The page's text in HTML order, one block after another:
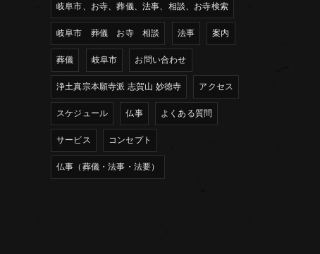
岐阜市、お寺、葬儀、法事、相談、お寺検索
岐阜市 葬儀 お寺 相談 法事 案内
葬儀 岐阜市 お問い合わせ
浄土真宗本願寺派 志賀山 妙徳寺 アクセス
スケジュール 仏事 よくある質問
サービス コンセプト
仏事（葬儀・法事・法要）